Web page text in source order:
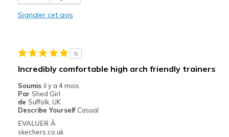
Stylish
Travel
Width
Sizing
View On Shoes
Shoes are for Wearing
Signaler cet avis
5
Incredibly comfortable high arch friendly trainers
Soumis il y a 4 mois
Par Shed Girl
de Suffolk, UK
Describe Yourself Casual
EVALUER À
skechers.co.uk